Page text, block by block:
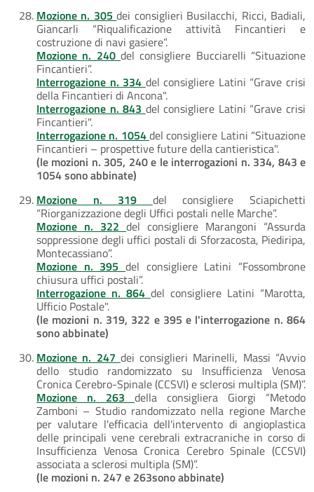
Mozione n. 305dei consiglieri Busilacchi, Ricci, Badiali,
Giancarli “Riqualificazione attività Fincantieri e
costruzione di navi gasiere”.
Mozione n. 240 del consigliere Bucciarelli “Situazione
Fincantieri”.
Interrogazione n. 334 del consigliere Latini “Grave crisi
della Fincantieri di Ancona".
Interrogazione n. 843 del consigliere Latini “Grave crisi
Fincantieri".
Interrogazione n. 1054del consigliere Latini “Situazione
Fincantieri – prospettive future della cantieristica".
(le mozioni n. 305, 240 e le interrogazioni n. 334, 843 e
1054 sono abbinate)
Mozione n. 319 del consigliere Sciapichetti
“Riorganizzazione degli Uffici postali nelle Marche”.
Mozione n. 322 del consigliere Marangoni “Assurda
soppressione degli uffici postali di Sforzacosta, Piediripa,
Montecassiano”.
Mozione n. 395 del consigliere Latini “Fossombrone
chiusura uffici postali”.
Interrogazione n. 864 del consigliere Latini “Marotta,
Ufficio Postale".
(le mozioni n. 319, 322 e 395 e l'interrogazione n. 864
sono abbinate)
Mozione n. 247 dei consiglieri Marinelli, Massi “Avvio
dello studio randomizzato su Insufficienza Venosa
Cronica Cerebro-Spinale (CCSVI) e sclerosi multipla (SM)”.
Mozione n. 263 della consigliera Giorgi “Metodo
Zamboni – Studio randomizzato nella regione Marche
per valutare l'efficacia dell'intervento di angioplastica
delle principali vene cerebrali extracraniche in corso di
Insufficienza Venosa Cronica Cerebro Spinale (CCSVI)
associata a sclerosi multipla (SM)”.
(le mozioni n. 247 e 263sono abbinate)